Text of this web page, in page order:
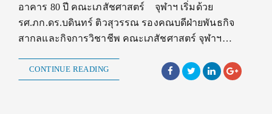
อาคาร 80 ปี คณะเภสัชศาสตร์ จุฬาฯ เริ่มด้วย
รศ.ภก.ดร.บดินทร์ ติวสุวรรณ รองคณบดีฝ่ายพันธกิจ
สากลและกิจการวิชาชีพ คณะเภสัชศาสตร์ จุฬาฯ…
CONTINUE READING